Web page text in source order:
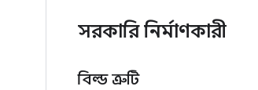
সরকারি নির্মাণকারী
বিল্ড ত্রুটি